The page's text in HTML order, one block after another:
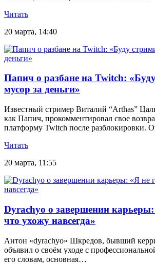
Читать
20 марта, 14:40
Папич о разбане на Twitch:
мусор за деньги»
Известный стример Виталий “Arthas”
как Папич, прокомментировал свое
платформу Twitch после разблокировки.
Читать
20 марта, 11:55
Dyrachyo о завершении
что ухожу навсегда»
Антон «dyrachyo» Шкредов, бывший
объявил о своём уходе с
его словам, основная…